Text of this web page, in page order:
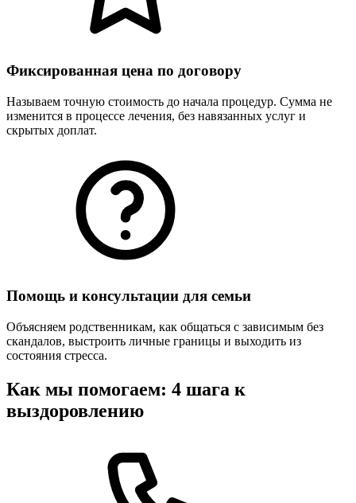
Фиксированная цена по договору
Называем точную стоимость до начала процедур. Сумма не
изменится в процессе лечения, без навязанных услуг и
скрытых доплат.
Помощь и консультации для семьи
Объясняем родственникам, как общаться с зависимым без
скандалов, выстроить личные границы и выходить из
состояния стресса.
Как мы помогаем: 4 шага к
выздоровлению